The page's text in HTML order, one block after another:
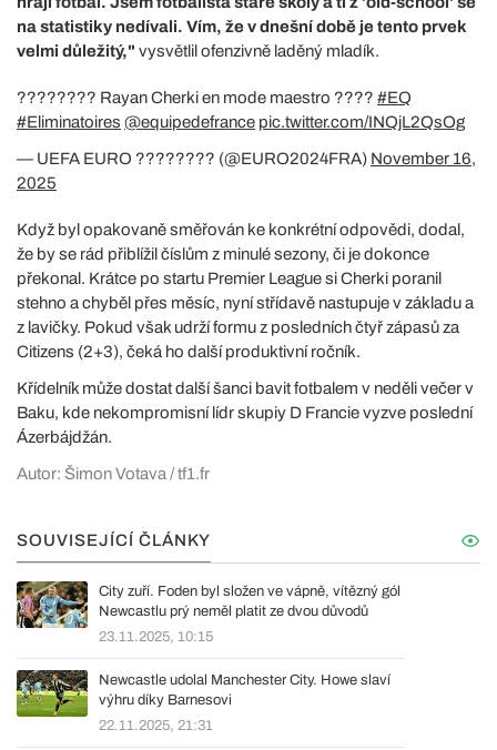
na statistiky nedívali. Vím, že v dnešní době je tento prvek
velmi důležitý," vysvětlil ofenzivně laděný mladík.
???????? Rayan Cherki en mode maestro ???? #EQ
#Eliminatoires @equipedefrance pic.twitter.com/INQjL2QsOg
— UEFA EURO ???????? (@EURO2024FRA) November 16,
2025
Když byl opakovaně směřován ke konkrétní odpovědi, dodal,
že by se rád přiblížil číslům z minulé sezony, či je dokonce
překonal. Krátce po startu Premier League si Cherki poranil
stehno a chyběl přes měsíc, nyní střídavě nastupuje v základu a
z lavičky. Pokud však udrží formu z posledních čtyř zápasů za
Citizens (2+3), čeká ho další produktivní ročník.
Křídelník může dostat další šanci bavit fotbalem v neděli večer v
Baku, kde nekompromisní lídr skupiy D Francie vyzve poslední
Ázerbájdžán.
Autor: Šimon Votava / tf1.fr
SOUVISEJÍCÍ ČLÁNKY
City zuří. Foden byl složen ve vápně, vítězný gól
Newcastlu prý neměl platit ze dvou důvodů
23.11.2025, 10:15
Newcastle udolal Manchester City. Howe slaví
výhru díky Barnesovi
22.11.2025, 21:31